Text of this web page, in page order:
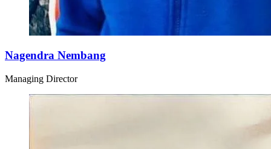
Nagendra Nembang
Managing Director